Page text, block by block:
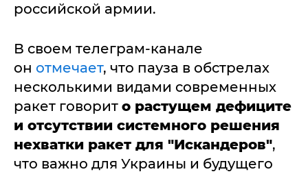
российской армии.
В своем телеграм-канале
он отмечает, что пауза в обстрелах
несколькими видами современных
ракет говорит о растущем дефиците
и отсутствии системного решения
нехватки ракет для "Искандеров",
что важно для Украины и будущего